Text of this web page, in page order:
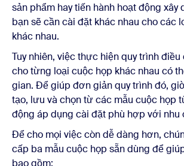
sản phẩm hay tiến hành hoạt động xây
bạn sẽ cần cài đặt khác nhau cho các
khác nhau.
Tuy nhiên, việc thực hiện quy trình
cho từng loại cuộc họp khác nhau có
gian. Để giúp đơn giản quy trình đó,
tạo, lưu và chọn từ các mẫu cuộc họp
động áp dụng cài đặt phù hợp với nhu
Để cho mọi việc còn dễ dàng hơn,
cấp ba mẫu cuộc họp sẵn dùng để
bao gồm: